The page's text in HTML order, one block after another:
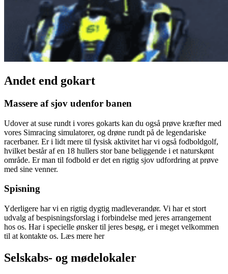
Andet end gokart
Massere af sjov udenfor banen
Udover at suse rundt i vores gokarts kan du også prøve kræfter med
vores Simracing simulatorer, og drøne rundt på de legendariske
racerbaner. Er i lidt mere til fysisk aktivitet har vi også fodboldgolf,
hvilket består af en 18 hullers stor bane beliggende i et naturskønt
område. Er man til fodbold er det en rigtig sjov udfordring at prøve
med sine venner.
Spisning
Yderligere har vi en rigtig dygtig madleverandør. Vi har et stort
udvalg af bespisningsforslag i forbindelse med jeres arrangement
hos os. Har i specielle ønsker til jeres besøg, er i meget velkommen
til at kontakte os. Læs mere her
Selskabs- og mødelokaler